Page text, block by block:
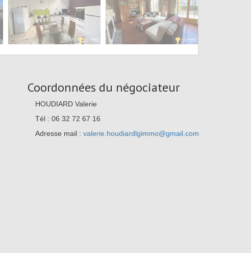
Coordonnées du négociateur
HOUDIARD Valerie
Tél : 06 32 72 67 16
Adresse mail : valerie.houdiardlgimmo@gmail.com